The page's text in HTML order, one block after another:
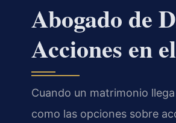
Abogado de
Acciones en
Cuando un matrimonio
como las opciones sobre